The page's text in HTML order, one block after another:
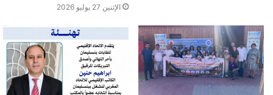
الإثنين 27 يوليو 2026